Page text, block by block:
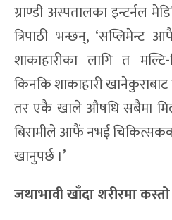
ग्राण्डी अस्पतालका इन्टर्नल
त्रिपाठी भन्छन्, ‘सप्लिमेन्ट
शाकाहारीका लागि त मल्टि-
किनकि शाकाहारी खानेकुराबाट
तर एकै खाले औषधि सबैमा
बिरामीले आफैं नभई
खानुपर्छ ।’
जथाभावीखाँदा शरीरमा कस्तो